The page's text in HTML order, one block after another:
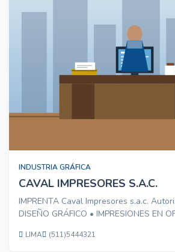
INDUSTRIA GRÁFICA
CAVAL IMPRESORES S.A.C.
IMPRENTA Caval Impresores s.a.c.
DISEÑO GRÁFICO • IMPRESIONES EN
Presentación • Facturas • Boletas de
LIMA (511)5444321